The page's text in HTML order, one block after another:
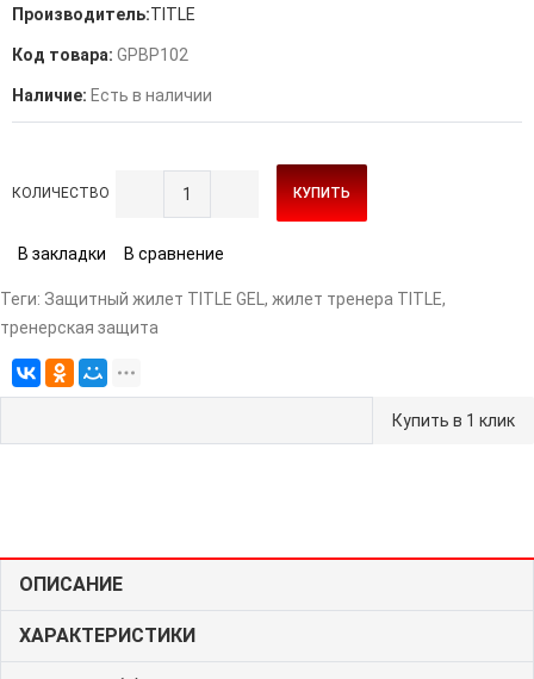
Производитель:TITLE
Код товара: GPBP102
Наличие: Есть в наличии
КОЛИЧЕСТВО КУПИТЬ
В закладки В сравнение
Теги: Защитный жилет TITLE GEL, жилет тренера TITLE,
тренерская защита
Купить в 1 клик
ОПИСАНИЕ
ХАРАКТЕРИСТИКИ